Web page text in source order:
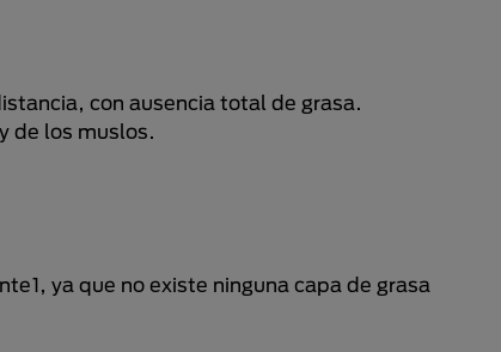
con ausencia total de grasa.
de los muslos.
ya que no existe ninguna capa de grasa